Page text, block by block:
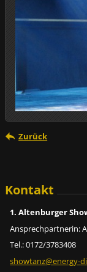
Zurück
Kontakt
1. Altenburger
Ansprechpartnerin:
Tel.: 0172/3783408
showtanz@energy-